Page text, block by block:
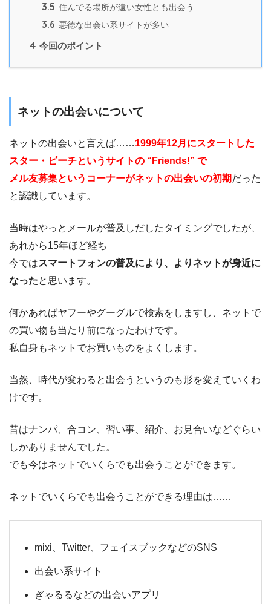
3.5 住んでる場所が遠い女性とも出会う
3.6 悪徳な出会い系サイトが多い
4 今回のポイント
ネットの出会いについて
ネットの出会いと言えば……1999年12月にスタートした
スター・ビーチというサイトの “Friends!” で
メル友募集というコーナーがネットの出会いの初期だった
と認識しています。
当時はやっとメールが普及しだしたタイミングでしたが、
あれから15年ほど経ち
今ではスマートフォンの普及により、よりネットが身近に
なったと思います。
何かあればヤフーやグーグルで検索をしますし、 ネットで
の買い物も当たり前になったわけです。
私自身もネットでお買いものをよくします。
当然、時代が変わると出会うというのも形を変えていくわ
けです。
昔はナンパ、合コン、習い事、紹介、お見合いなどぐらい
しかありませんでした。
でも今はネットでいくらでも出会うことができます。
ネットでいくらでも出会うことができる理由は……
mixi、Twitter、フェイスブックなどのSNS
出会い系サイト
ぎゃるるなどの出会いアプリ